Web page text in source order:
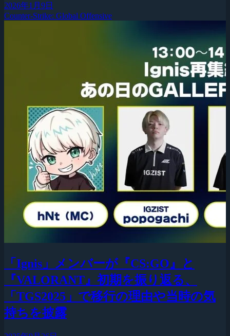
2026年1月9日
Counter-Strike: Global Offensive
「Ignis」メンバーが『CS:GO』と
『VALORANT』初期を振り返る、
「TGS2025」で移行の理由や当時の気
持ちを披露